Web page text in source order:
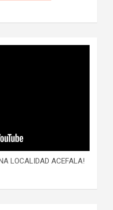
LOCALIDAD ACEFALA!